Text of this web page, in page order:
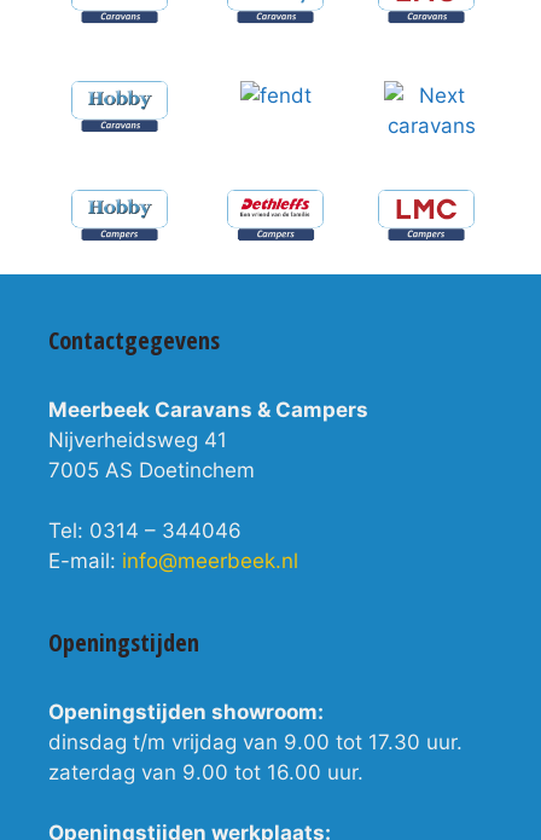
Contactgegevens
Meerbeek Caravans & Campers
Nijverheidsweg 41
7005 AS Doetinchem
Tel: 0314 – 344046
E-mail: info@meerbeek.nl
Openingstijden
Openingstijden showroom:
dinsdag t/m vrijdag van 9.00 tot 17.30 uur.
zaterdag van 9.00 tot 16.00 uur.
Openingstijden werkplaats: